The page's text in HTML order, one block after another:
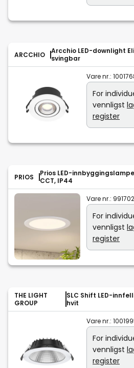
ARCCHIO
Arcchio LED-downlight
svingbar
Vare nr.:
For
vennligst
register
PRIOS
Prios LED-
CCT, IP44
Vare nr.:
For
vennligst
register
THE LIGHT
GROUP
SLC Shift LED-
hvit
Vare nr.:
For
vennligst
register